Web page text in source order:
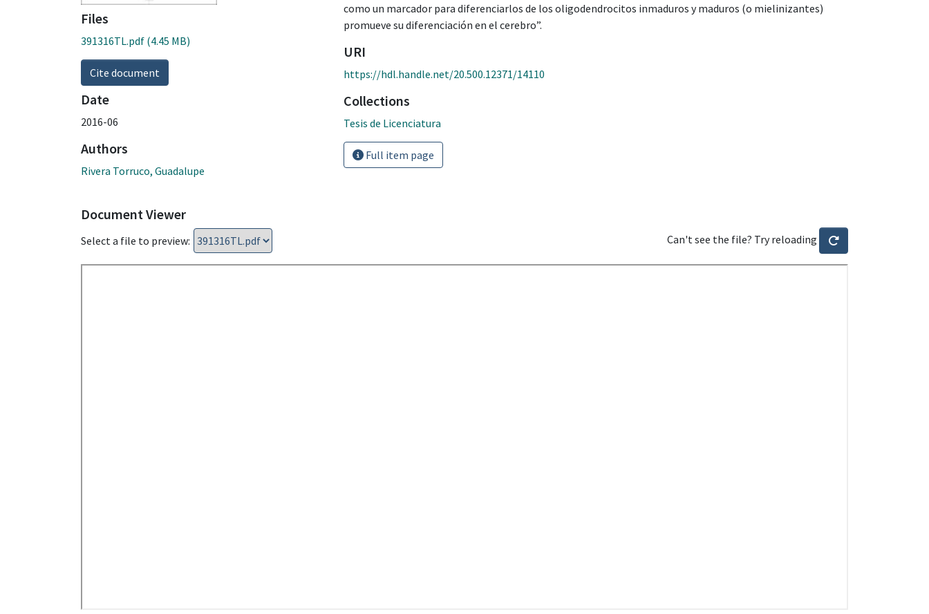
Files
391316TL.pdf (4.45 MB)
Cite document
Date
2016-06
Authors
Rivera Torruco, Guadalupe
como un marcador para diferenciarlos de los oligodendrocitos inmaduros y maduros (o mielinizantes)
promueve su diferenciación en el cerebro”.
URI
https://hdl.handle.net/20.500.12371/14110
Collections
Tesis de Licenciatura
Full item page
Document Viewer
Select a file to preview: Can't see the file? Try reloading